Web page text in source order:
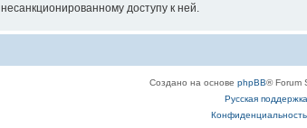
доступу к ней.
Создано на основе phpBB® Forum
Русская
Конфиденциальность